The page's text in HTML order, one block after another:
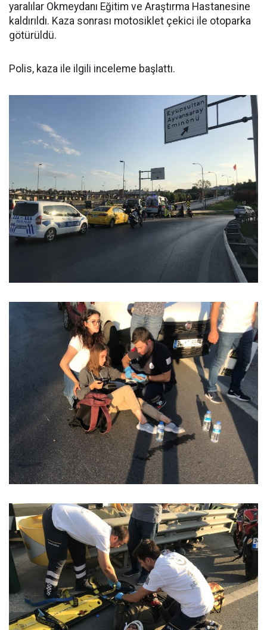
yaralılar Okmeydanı Eğitim ve Araştırma Hastanesine
kaldırıldı. Kaza sonrası motosiklet çekici ile otoparka
götürüldü.
Polis, kaza ile ilgili inceleme başlattı.